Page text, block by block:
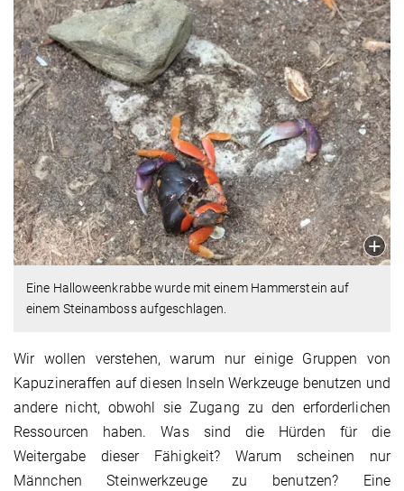
Eine Halloweenkrabbe wurde mit einem Hammerstein auf
einem Steinamboss aufgeschlagen.
Wir wollen verstehen, warum nur einige Gruppen von
Kapuzineraffen auf diesen Inseln Werkzeuge benutzen und
andere nicht, obwohl sie Zugang zu den erforderlichen
Ressourcen haben. Was sind die Hürden für die
Weitergabe dieser Fähigkeit? Warum scheinen nur
Männchen Steinwerkzeuge zu benutzen? Eine